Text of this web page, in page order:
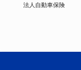
法人自動車保険